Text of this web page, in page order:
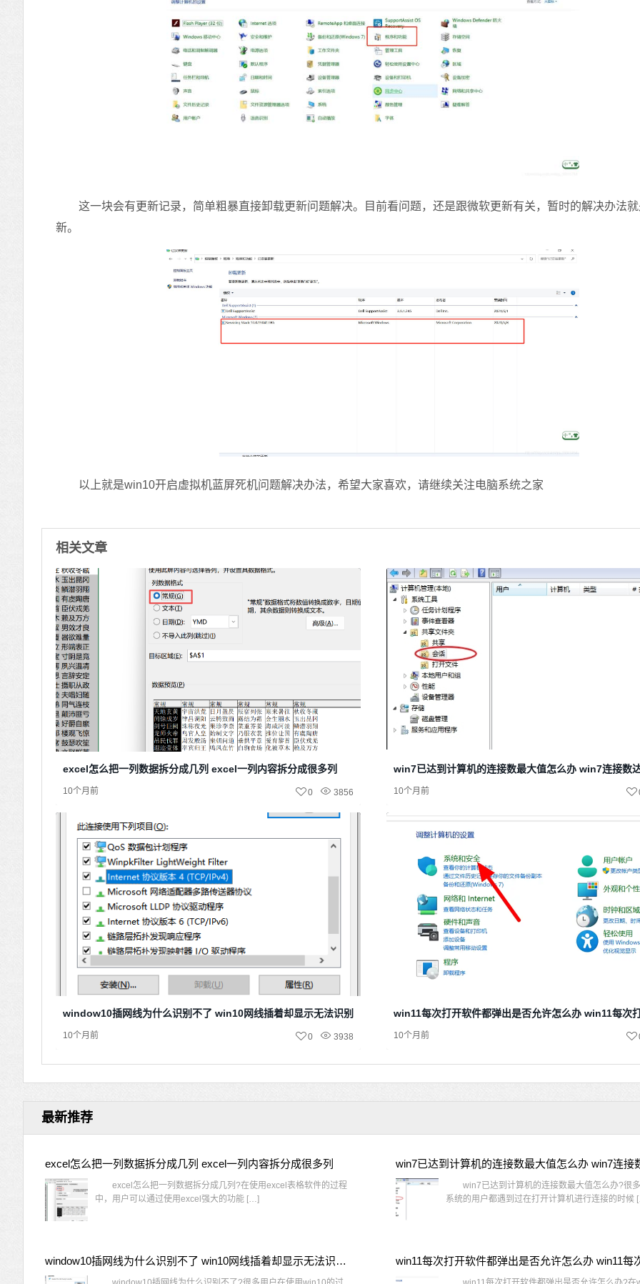
这一块会有更新记录，简单粗暴直接卸载更新问题解决。目前看问题，还是跟微软更新有关，暂时的解决办法
新。
以上就是win10开启虚拟机蓝屏死机问题解决办法，希望大家喜欢，请继续关注电脑系统之家
相关文章
excel怎么把一列数据拆分成几列 excel一列内容拆分成很多列
10个月前 3856
0
win7已达到计算机的连接数最大值怎么办 win7连接数
10个月前
window10插网线为什么识别不了 win10网线插着却显示无法识别网络
10个月前 3938
0
win11每次打开软件都弹出是否允许怎么办 win11每次
10个月前
最新推荐
excel怎么把一列数据拆分成几列 excel一列内容拆分成很多列
excel怎么把一列数据拆分成几列?在使用excel表格软件的过程
中，用户可以通过使用excel强大的功能 […]
win7已达到计算机的连接数最大值怎么办 win7连接
win7已达到计算机的连接数最大值怎么办?很
系统的用户都遇到过在打开计算机进行连接的时候
window10插网线为什么识别不了 win10网线插着却显示无法识别网络